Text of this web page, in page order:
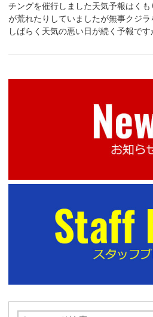
チングを催行しました天気予報はく
が荒れたりしていましたが無事クジ
しばらく天気の悪い日が続く予報です